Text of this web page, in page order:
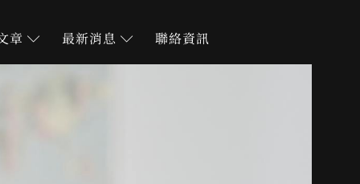
章 最新消息 聯絡資訊